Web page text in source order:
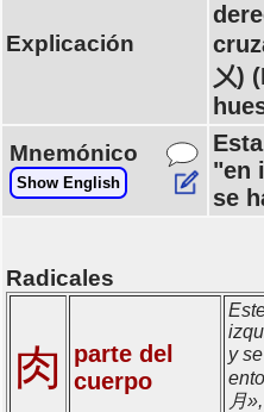
Explicación
㐅)
Mnemónico
Show English
"en
se
Radicales
肉
parte del
cuerpo
y
月